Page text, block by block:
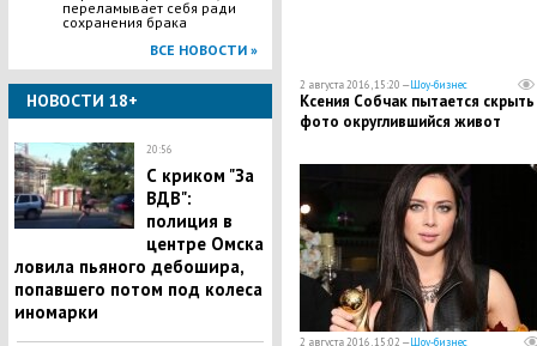
переламывает себя ради
сохранения брака
ВСЕ НОВОСТИ »
НОВОСТИ 18+
20:56
С криком "За
ВДВ":
полиция в
центре Омска
ловила пьяного дебошира,
попавшего потом под колеса
иномарки
2 августа 2016, 15:20 —Шоу-бизнес
Ксения Собчак пытается скрыть
фото округлившийся живот
2 августа 2016, 15:02 —Шоу-бизнес